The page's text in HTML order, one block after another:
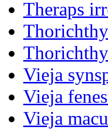
Theraps
Vieja
Vieja
Vieja